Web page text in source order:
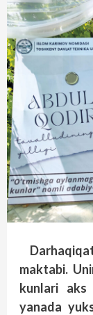
maktabi.
kunlari
yanada